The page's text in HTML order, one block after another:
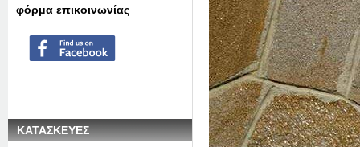
φόρμα επικοινωνίας
ΚΑΤΑΣΚΕΥΕΣ